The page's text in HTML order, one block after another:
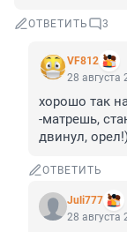
ОТВЕТИТЬ 3
VF812
28 августа
хорошо так
-матрешь,
двинул,
ОТВЕТИТЬ
Juli777
28 августа